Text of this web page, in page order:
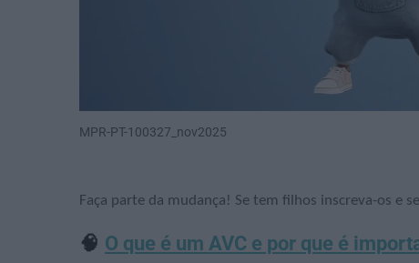
MPR-PT-100327_nov2025
Faça parte da mudança! Se tem filhos inscreva-os e
🧠 O que é um AVC e por que é